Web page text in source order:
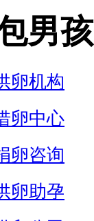
男孩
卵机构
卵中心
卵咨询
卵助孕